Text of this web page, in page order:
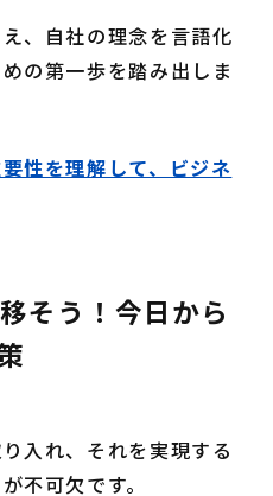
、自社の理念を言語化
の第一歩を踏み出しま
性を理解して、ビジネ
そう！今日から
入れ、それを実現する
不可欠です。